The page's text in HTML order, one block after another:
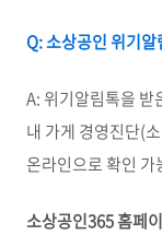
Q:소상공인 위기
A: 위기알림톡을 받
내 가게 경영진단(
온라인으로 확인 가
소상공인365 홈페